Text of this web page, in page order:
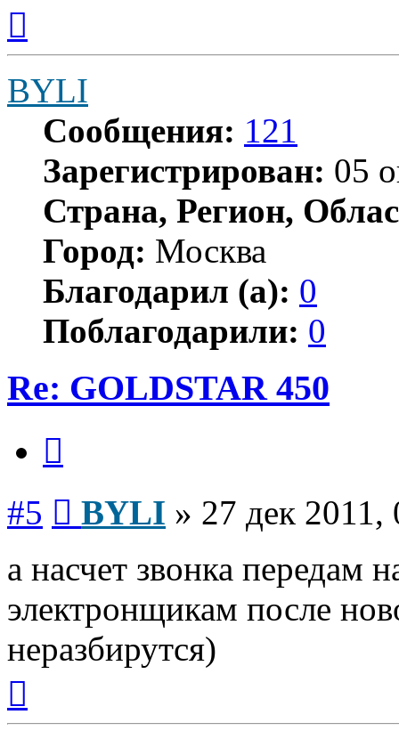
началу
BYLI
Сообщения: 121
Зарегистрирован: 05
Страна, Регион,
Город: Москва
Благодарил (а): 0
Поблагодарили: 0
Re: GOLDSTAR 450
#5 BYLI » 27 дек 2011,
а насчет звонка передам
электронщикам после
неразбирутся)
началу